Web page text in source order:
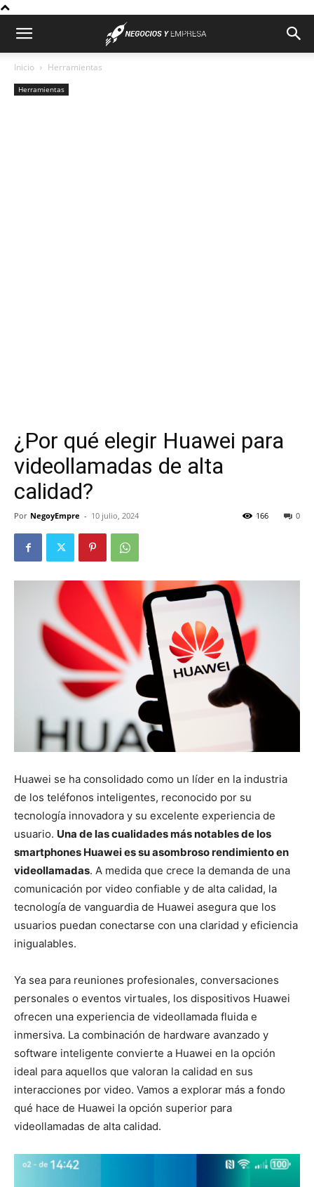
Inicio Herramientas
Herramientas
¿Por qué elegir Huawei para
videollamadas de alta
calidad?
Por NegoyEmpre - 10 julio, 2024 0
166
Huawei se ha consolidado como un líder en la industria
de los teléfonos inteligentes, reconocido por su
tecnología innovadora y su excelente experiencia de
usuario. Una de las cualidades más notables de los
smartphones Huawei es su asombroso rendimiento en
videollamadas. A medida que crece la demanda de una
comunicación por video confiable y de alta calidad, la
tecnología de vanguardia de Huawei asegura que los
usuarios puedan conectarse con una claridad y eficiencia
inigualables.
Ya sea para reuniones profesionales, conversaciones
personales o eventos virtuales, los dispositivos Huawei
ofrecen una experiencia de videollamada fluida e
inmersiva. La combinación de hardware avanzado y
software inteligente convierte a Huawei en la opción
ideal para aquellos que valoran la calidad en sus
interacciones por video. Vamos a explorar más a fondo
qué hace de Huawei la opción superior para
videollamadas de alta calidad.